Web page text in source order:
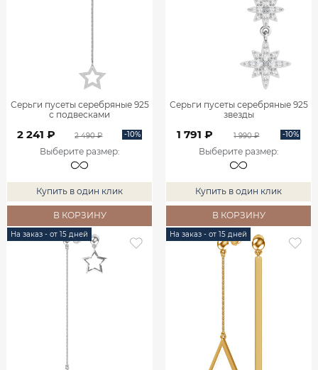
Серьги пусеты серебряные 925
с подвесками
2 241 ₽ 2 490 ₽ -10%
Выберите размер:
Купить в один клик
В КОРЗИНУ
Серьги пусеты серебряные 925
звезды
1 791 ₽ 1 990 ₽ -10%
Выберите размер:
Купить в один клик
В КОРЗИНУ
На заказ - от 15 дней На заказ - от 15 дней